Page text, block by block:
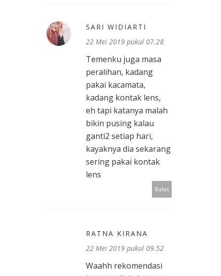
SARI WIDIARTI
22 Mei 2019 pukul 07.28
Temenku juga masa
peralihan, kadang
pakai kacamata,
kadang kontak lens,
eh tapi katanya malah
bikin pusing kalau
ganti2 setiap hari,
kayaknya dia sekarang
sering pakai kontak
lens
Balas
RATNA KIRANA
22 Mei 2019 pukul 09.52
Waahh rekomendasi